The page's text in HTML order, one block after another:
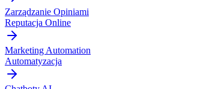
Zarządzanie Opiniami
Reputacja Online
Marketing Automation
Automatyzacja